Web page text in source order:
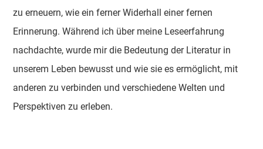
zu erneuern, wie ein ferner Widerhall einer fernen
Erinnerung. Während ich über meine Leseerfahrung
nachdachte, wurde mir die Bedeutung der Literatur in
unserem Leben bewusst und wie sie es ermöglicht, mit
anderen zu verbinden und verschiedene Welten und
Perspektiven zu erleben.